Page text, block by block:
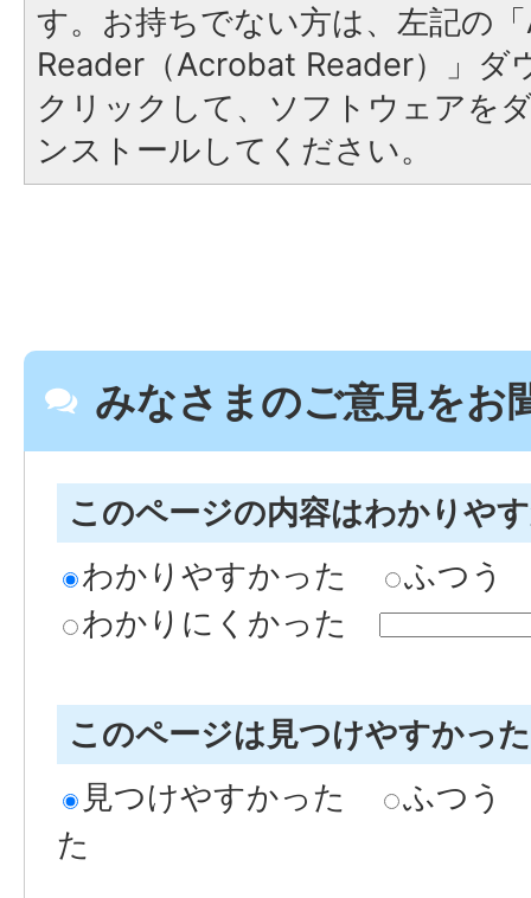
す。お持ちでない方は、左記の
Reader（Acrobat Reader）」ダ
クリックして、ソフトウェアを
ンストールしてください。
みなさまのご意見をお
このページの内容はわかりや
わかりやすかった
ふつう
わかりにくかった
このページは見つけやすかっ
見つけやすかった
ふつう
た